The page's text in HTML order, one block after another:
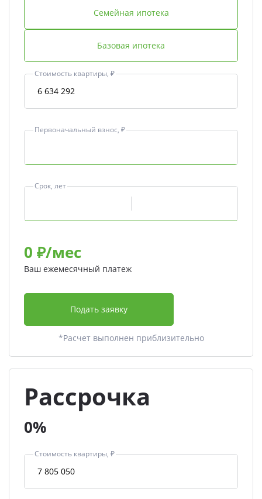
Семейная ипотека
Базовая ипотека
Стоимость квартиры, ₽
Первоначальный взнос, ₽
Срок, лет
0 ₽/мес
Ваш ежемесячный платеж
Подать заявку
*Расчет выполнен приблизительно
Рассрочка
0%
Стоимость квартиры, ₽